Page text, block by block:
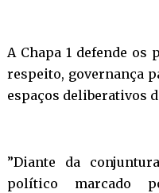
A Chapa 1 defende
respeito, governança
espaços deliberativos
”Diante da
político marcado